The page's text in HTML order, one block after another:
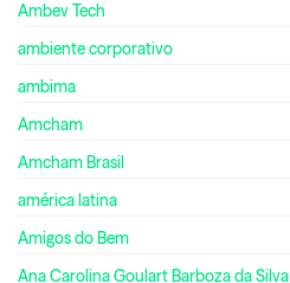
Ambev Tech
ambiente corporativo
ambima
Amcham
Amcham Brasil
américa latina
Amigos do Bem
Ana Carolina Goulart Barboza da Silva